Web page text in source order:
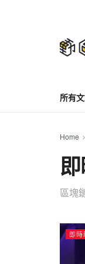
所有
Home
區塊
即時